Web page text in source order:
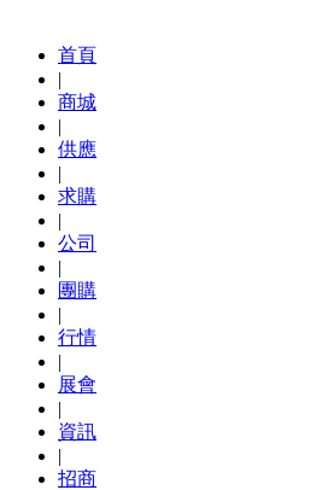
首頁
|
商城
|
供應
|
求購
|
公司
|
團購
|
行情
|
展會
|
資訊
|
招商